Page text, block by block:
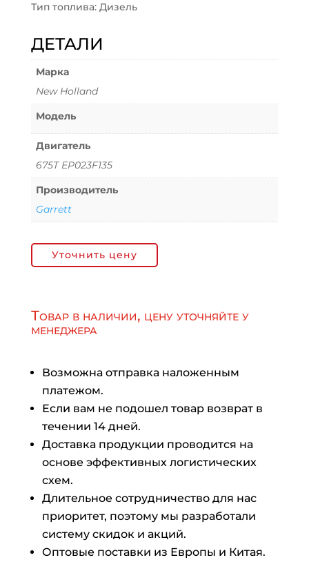
Тип топлива: Дизель
ДЕТАЛИ
Марка
New Holland
Модель
Двигатель
675T EP023F135
Производитель
Garrett
Уточнить цену
Товар в наличии, цену уточняйте у
менеджера
Возможна отправка наложенным
платежом.
Если вам не подошел товар возврат в
течении 14 дней.
Доставка продукции проводится на
основе эффективных логистических
схем.
Длительное сотрудничество для нас
приоритет, поэтому мы разработали
систему скидок и акций.
Оптовые поставки из Европы и Китая.